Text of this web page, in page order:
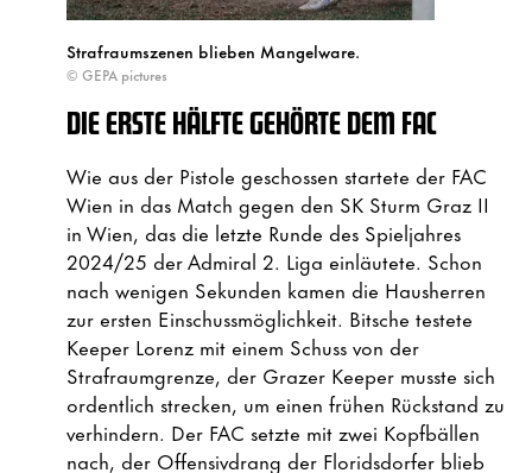
Strafraumszenen blieben Mangelware.
© GEPA pictures
DIE ERSTE HÄLFTE GEHÖRTE DEM FAC
Wie aus der Pistole geschossen startete der FAC
Wien in das Match gegen den SK Sturm Graz II
in Wien, das die letzte Runde des Spieljahres
2024/25 der Admiral 2. Liga einläutete. Schon
nach wenigen Sekunden kamen die Hausherren
zur ersten Einschussmöglichkeit. Bitsche testete
Keeper Lorenz mit einem Schuss von der
Strafraumgrenze, der Grazer Keeper musste sich
ordentlich strecken, um einen frühen Rückstand zu
verhindern. Der FAC setzte mit zwei Kopfbällen
nach, der Offensivdrang der Floridsdorfer blieb